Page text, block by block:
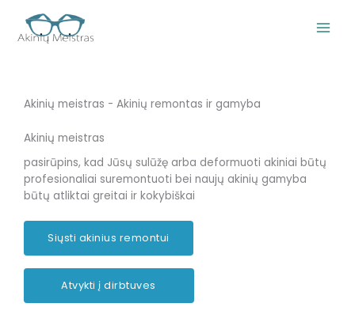
turinio
Akinių meistras - Akinių remontas ir gamyba
Akinių meistras
pasirūpins, kad Jūsų sulūžę arba deformuoti akiniai būtų
profesionaliai suremontuoti bei naujų akinių gamyba
būtų atliktai greitai ir kokybiškai
Siųsti akinius remontui
Atvykti į dirbtuves